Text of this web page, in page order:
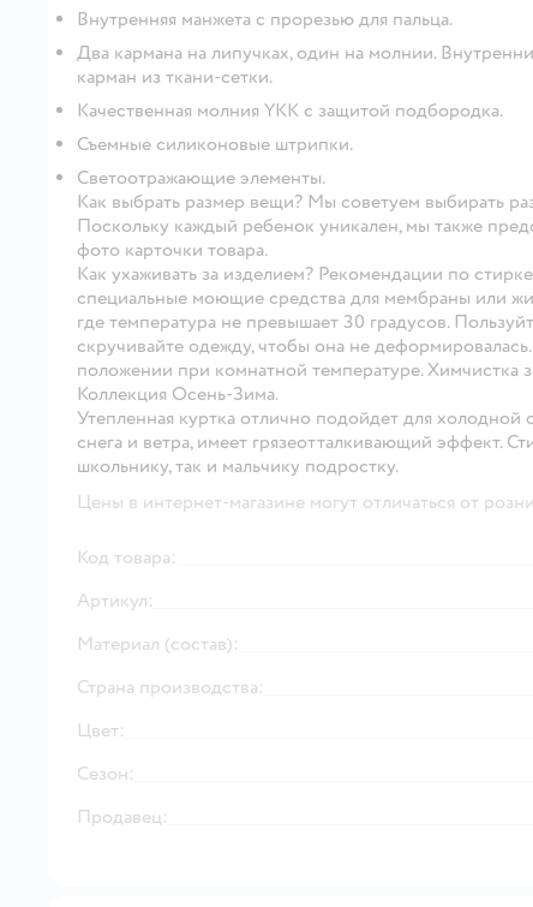
Внутренняя манжета с прорезью для пальца.
Два кармана на липучках, один на молнии.
карман из ткани-сетки.
Качественная молния YKK с защитой подбородка.
Съемные силиконовые штрипки.
Светоотражающие элементы.
Как выбрать размер вещи? Мы советуем выбирать
Поскольку каждый ребенок уникален, мы также
фото карточки товара.
Как ухаживать за изделием? Рекомендации по
специальные моющие средства для мембраны или
где температура не превышает 30 градусов.
скручивайте одежду, чтобы она не
положении при комнатной температуре. Химчистка
Коллекция Осень-Зима.
Утепленная куртка отлично подойдет для
снега и ветра, имеет грязеотталкивающий эффект.
школьнику, так и мальчику подростку.
Цены в интернет-магазине могут отличаться от
Код товара:
Артикул:
Материал (состав):
Страна производства:
Цвет:
Сезон:
Продавец: